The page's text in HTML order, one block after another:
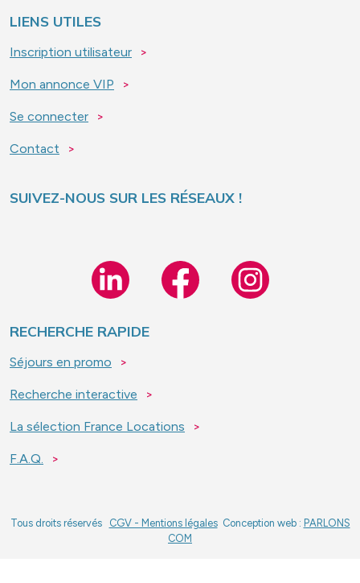
LIENS UTILES
Inscription utilisateur
Mon annonce VIP
Se connecter
Contact
SUIVEZ-NOUS SUR LES RÉSEAUX !
Image Image Image
RECHERCHE RAPIDE
Séjours en promo
Recherche interactive
La sélection France Locations
F.A.Q.
Tous droits réservés CGV - Mentions légalesConception web : PARLONS
COM